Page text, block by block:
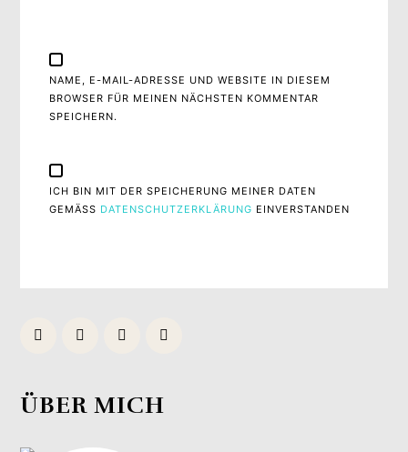
NAME, E-MAIL-ADRESSE UND WEBSITE IN DIESEM
BROWSER FÜR MEINEN NÄCHSTEN KOMMENTAR
SPEICHERN.
ICH BIN MIT DER SPEICHERUNG MEINER DATEN
GEMÄSS DATENSCHUTZERKLÄRUNG EINVERSTANDEN
ÜBER MICH